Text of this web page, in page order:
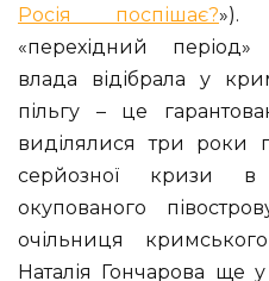
Росія поспішає?»).
«перехідний період»
влада відібрала у
пільгу – це
виділялися три роки
серйозної кризи в
окупованого
очільниця
Наталія Гончарова ще